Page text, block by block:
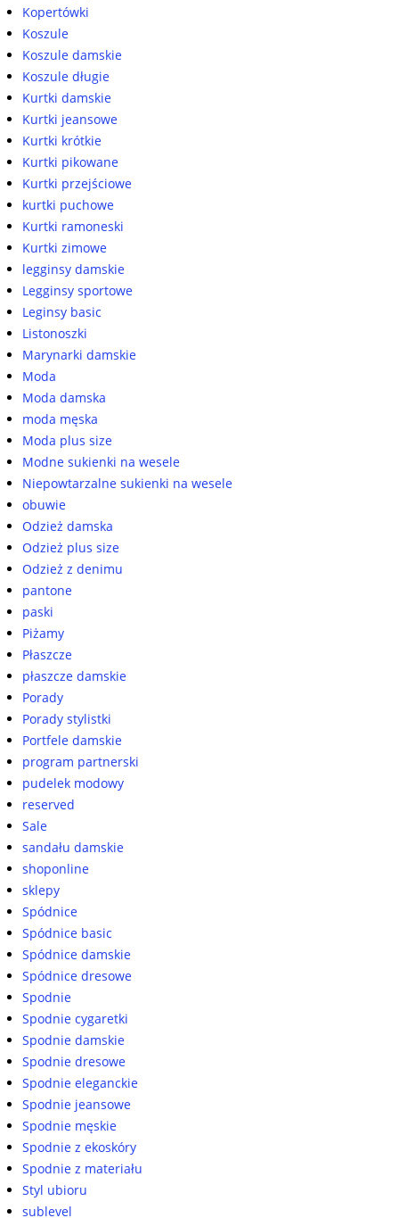
Kopertówki
Koszule
Koszule damskie
Koszule długie
Kurtki damskie
Kurtki jeansowe
Kurtki krótkie
Kurtki pikowane
Kurtki przejściowe
kurtki puchowe
Kurtki ramoneski
Kurtki zimowe
legginsy damskie
Legginsy sportowe
Leginsy basic
Listonoszki
Marynarki damskie
Moda
Moda damska
moda męska
Moda plus size
Modne sukienki na wesele
Niepowtarzalne sukienki na wesele
obuwie
Odzież damska
Odzież plus size
Odzież z denimu
pantone
paski
Piżamy
Płaszcze
płaszcze damskie
Porady
Porady stylistki
Portfele damskie
program partnerski
pudelek modowy
reserved
Sale
sandału damskie
shoponline
sklepy
Spódnice
Spódnice basic
Spódnice damskie
Spódnice dresowe
Spodnie
Spodnie cygaretki
Spodnie damskie
Spodnie dresowe
Spodnie eleganckie
Spodnie jeansowe
Spodnie męskie
Spodnie z ekoskóry
Spodnie z materiału
Styl ubioru
sublevel